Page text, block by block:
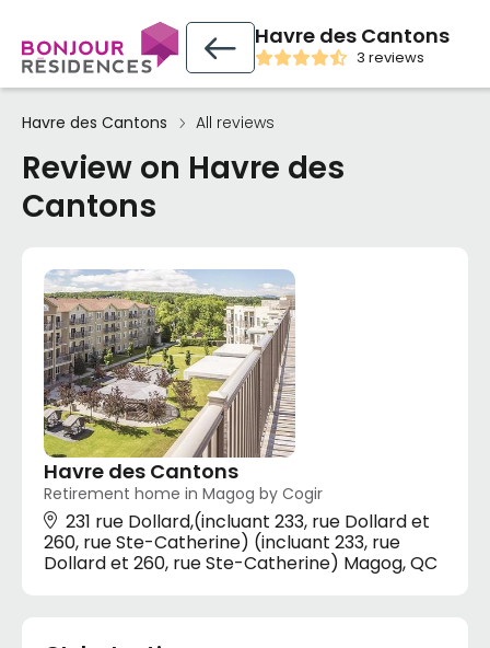
Havre des Cantons
3 reviews
Havre des Cantons All reviews
Review on Havre des
Cantons
Havre des Cantons
Retirement home in Magog by Cogir
231 rue Dollard,(incluant 233, rue Dollard et
260, rue Ste-Catherine) (incluant 233, rue
Dollard et 260, rue Ste-Catherine) Magog, QC